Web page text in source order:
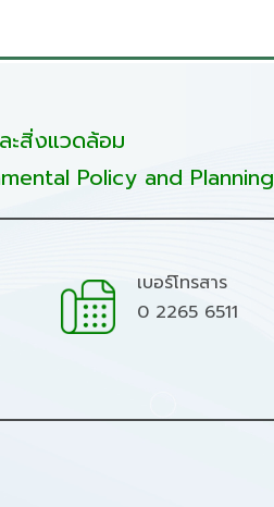
ะสิ่งแวดล้อม
Policy and Planning
เบอร์โทรสาร
0 2265 6511